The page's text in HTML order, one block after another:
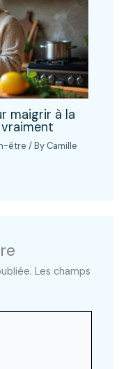
maigrir à la
être / By Camille
Les champs